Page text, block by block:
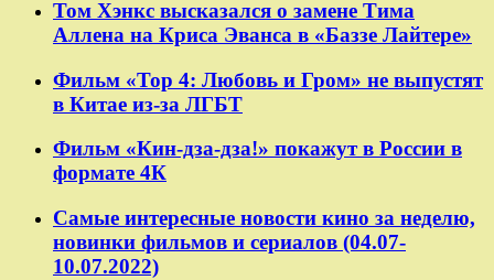
Том Хэнкс высказался о замене Тима
Аллена на Криса Эванса в «Баззе Лайтере»
Фильм «Тор 4: Любовь и Гром» не выпустят
в Китае из-за ЛГБТ
Фильм «Кин-дза-дза!» покажут в России в
формате 4К
Самые интересные новости кино за неделю,
новинки фильмов и сериалов (04.07-
10.07.2022)